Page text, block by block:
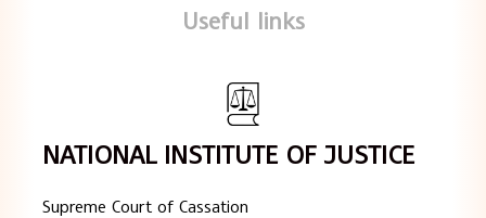
Useful links
NATIONAL INSTITUTE OF JUSTICE
Supreme Court of Cassation